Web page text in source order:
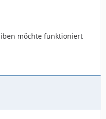
möchte funktioniert